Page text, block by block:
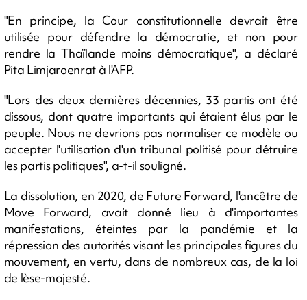
"En principe, la Cour constitutionnelle devrait être
utilisée pour défendre la démocratie, et non pour
rendre la Thaïlande moins démocratique", a déclaré
Pita Limjaroenrat à l'AFP.
"Lors des deux dernières décennies, 33 partis ont été
dissous, dont quatre importants qui étaient élus par le
peuple. Nous ne devrions pas normaliser ce modèle ou
accepter l'utilisation d'un tribunal politisé pour détruire
les partis politiques", a-t-il souligné.
La dissolution, en 2020, de Future Forward, l'ancêtre de
Move Forward, avait donné lieu à d'importantes
manifestations, éteintes par la pandémie et la
répression des autorités visant les principales figures du
mouvement, en vertu, dans de nombreux cas, de la loi
de lèse-majesté.